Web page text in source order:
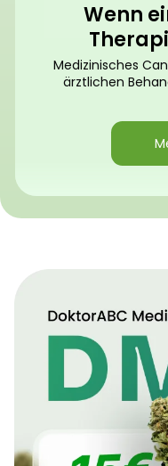
Wenn
Medizinisches
ärztlichen